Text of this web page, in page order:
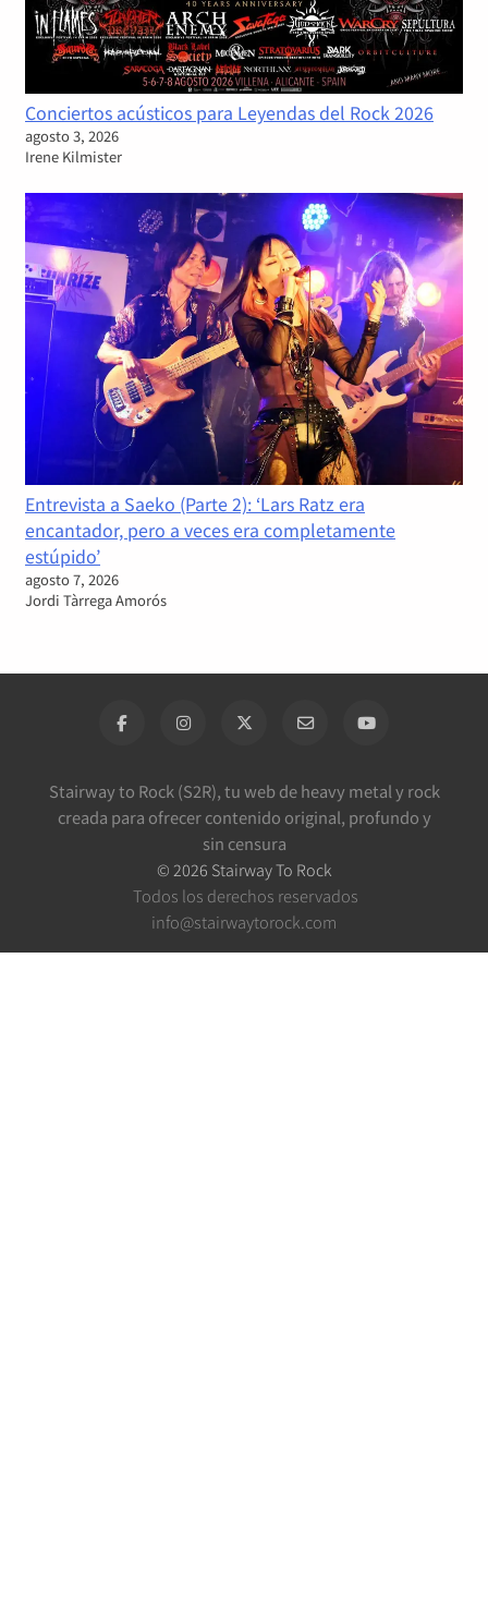
Conciertos acústicos para Leyendas del Rock 2026
agosto 3, 2026
Irene Kilmister
Entrevista a Saeko (Parte 2): ‘Lars Ratz era
encantador, pero a veces era completamente
estúpido’
agosto 7, 2026
Jordi Tàrrega Amorós
Stairway to Rock (S2R), tu web de heavy metal y rock
creada para ofrecer contenido original, profundo y
sin censura
© 2026 Stairway To Rock
Todos los derechos reservados
info@stairwaytorock.com